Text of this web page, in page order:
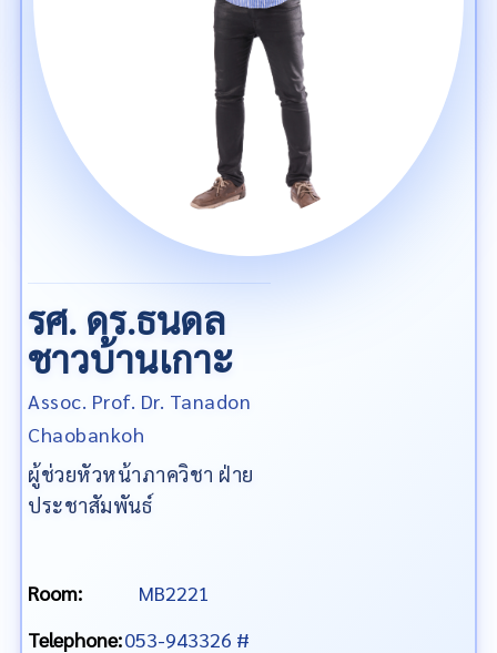
รศ. ดร.ธนดล
ชาวบ้านเกาะ
Assoc. Prof. Dr. Tanadon
Chaobankoh
ผู้ช่วยหัวหน้าภาควิชา ฝ่าย
ประชาสัมพันธ์
Room:
MB2221
Telephone:053-943326 #